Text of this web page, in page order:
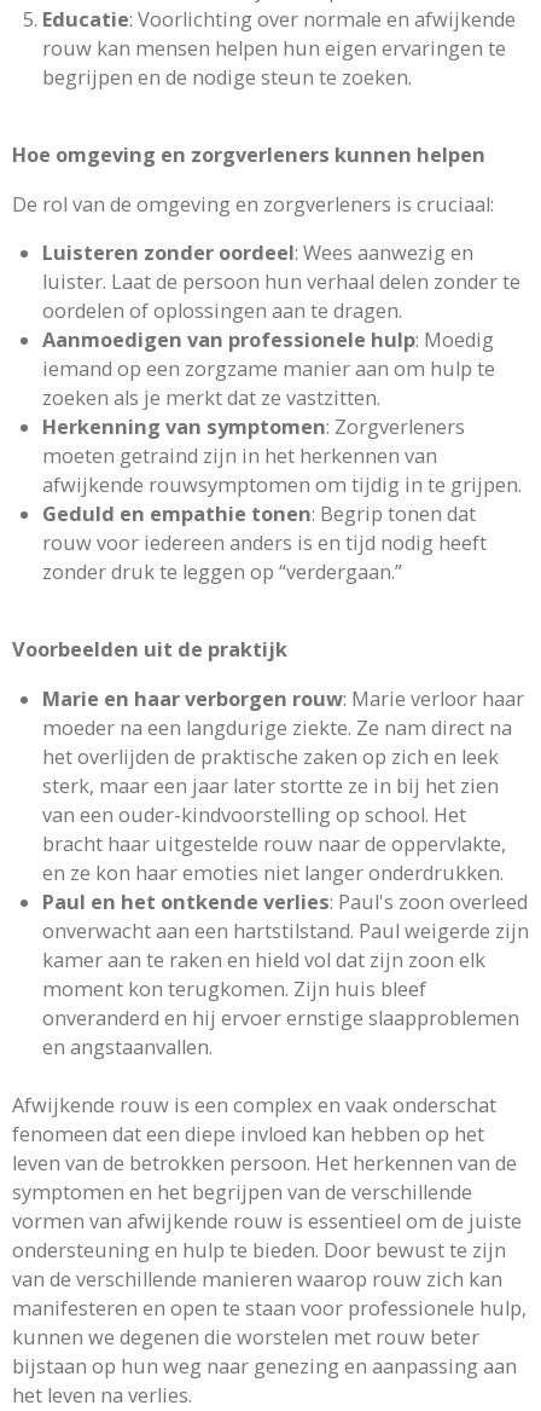
Educatie: Voorlichting over normale en afwijkende
rouw kan mensen helpen hun eigen ervaringen te
begrijpen en de nodige steun te zoeken.
Hoe omgeving en zorgverleners kunnen helpen
De rol van de omgeving en zorgverleners is cruciaal:
Luisteren zonder oordeel: Wees aanwezig en
luister. Laat de persoon hun verhaal delen zonder te
oordelen of oplossingen aan te dragen.
Aanmoedigen van professionele hulp: Moedig
iemand op een zorgzame manier aan om hulp te
zoeken als je merkt dat ze vastzitten.
Herkenning van symptomen: Zorgverleners
moeten getraind zijn in het herkennen van
afwijkende rouwsymptomen om tijdig in te grijpen.
Geduld en empathie tonen: Begrip tonen dat
rouw voor iedereen anders is en tijd nodig heeft
zonder druk te leggen op “verdergaan.”
Voorbeelden uit de praktijk
Marie en haar verborgen rouw: Marie verloor haar
moeder na een langdurige ziekte. Ze nam direct na
het overlijden de praktische zaken op zich en leek
sterk, maar een jaar later stortte ze in bij het zien
van een ouder-kindvoorstelling op school. Het
bracht haar uitgestelde rouw naar de oppervlakte,
en ze kon haar emoties niet langer onderdrukken.
Paul en het ontkende verlies: Paul's zoon overleed
onverwacht aan een hartstilstand. Paul weigerde zijn
kamer aan te raken en hield vol dat zijn zoon elk
moment kon terugkomen. Zijn huis bleef
onveranderd en hij ervoer ernstige slaapproblemen
en angstaanvallen.
Afwijkende rouw is een complex en vaak onderschat
fenomeen dat een diepe invloed kan hebben op het
leven van de betrokken persoon. Het herkennen van de
symptomen en het begrijpen van de verschillende
vormen van afwijkende rouw is essentieel om de juiste
ondersteuning en hulp te bieden. Door bewust te zijn
van de verschillende manieren waarop rouw zich kan
manifesteren en open te staan voor professionele hulp,
kunnen we degenen die worstelen met rouw beter
bijstaan op hun weg naar genezing en aanpassing aan
het leven na verlies.